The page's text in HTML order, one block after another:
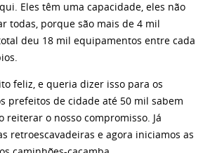
Eles têm uma capacidade, eles não
todas, porque são mais de 4 mil
deu 18 mil equipamentos entre cada
feliz, e queria dizer isso para os
prefeitos de cidade até 50 mil sabem
reiterar o nosso compromisso. Já
retroescavadeiras e agora iniciamos as